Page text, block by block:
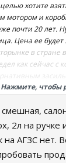
хотите
мотором и
почти 20 лет.
Цена ее
в стране
как сейчас с
по
роскоши,
когда -то мог
и
в цене если не
Нажмите, чтобы
2л на ручке
АГЗС нет.